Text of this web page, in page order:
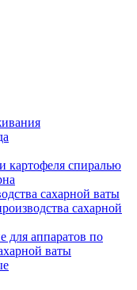
картофеля спиралью
сахарной ваты
сахарной
для аппаратов по
ваты